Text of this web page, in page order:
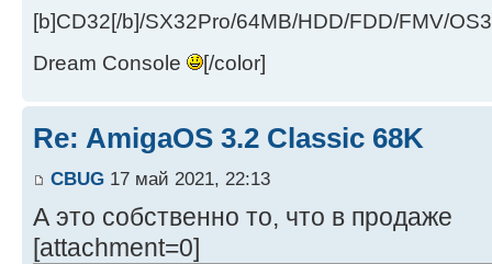
[b]CD32[/b]/SX32Pro/64MB/HDD/FDD/FMV/
Dream Console
[/color]
Re: AmigaOS 3.2 Classic 68K
CBUG 17 май 2021, 22:13
А это собственно то, что в продаже
[attachment=0]